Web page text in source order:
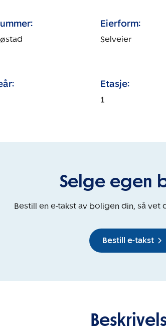
Eierform:
Selveier
Etasje:
1
Selge egen
Bestill en e-takst av boligen din, så vet
Bestill e-takst